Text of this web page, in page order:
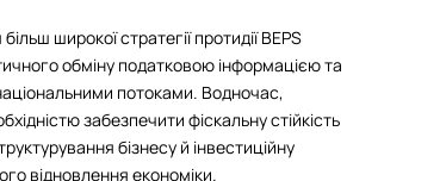
широкої стратегії протидії BEPS
обміну податковою інформацією та
потоками. Водночас,
забезпечити фіскальну стійкість
бізнесу й інвестиційну
відновлення економіки.